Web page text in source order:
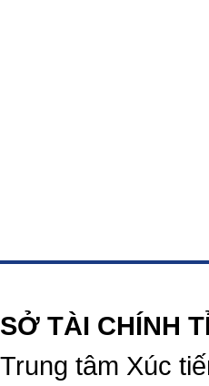
SỞ TÀI CHÍNH
Trung tâm Xúc